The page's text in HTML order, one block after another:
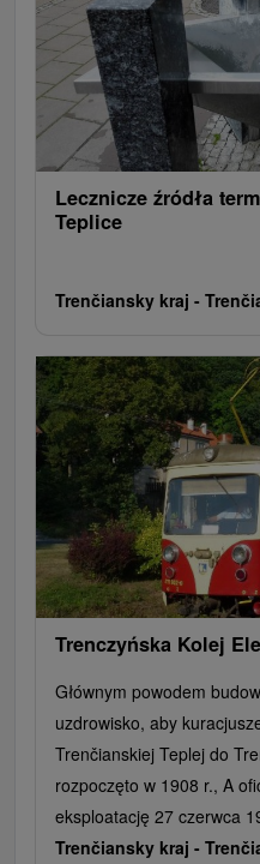
Wodospady
Kościoły drewniane
Túry a turistické chodníky
Zamki
Rafting, rafting, rafting
Obiekty
Pola golfowe
Tory gokartowe
Szlaki winne
Cyklotrasy
Lecznicze źródła
Teplice
Trenčiansky kraj -
Trenczyńska Kolej
Głównym powodem
uzdrowisko, aby
Trenčianskiej Teplej do
rozpoczęto w 1908 r., A
eksploatację 27 czerwca
Trenčiansky kraj -